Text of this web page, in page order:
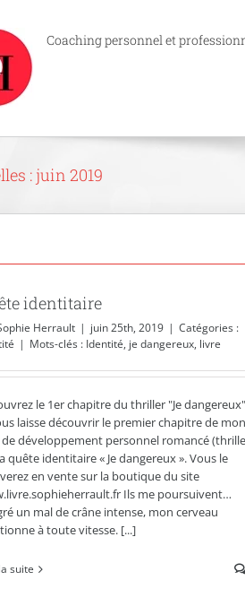
Coaching personnel et
: juin 2019
identitaire
Herrault | juin 25th, 2019 | Catégories :
| Mots-clés : Identité, je dangereux, livre
le 1er chapitre du thriller "Je dangereux"
laisse découvrir le premier chapitre de mon
de développement personnel romancé
quête identitaire « Je dangereux ». Vous le
en vente sur la boutique du site
Ils me poursuivent…
un mal de crâne intense, mon cerveau
à toute vitesse. [...]
suite